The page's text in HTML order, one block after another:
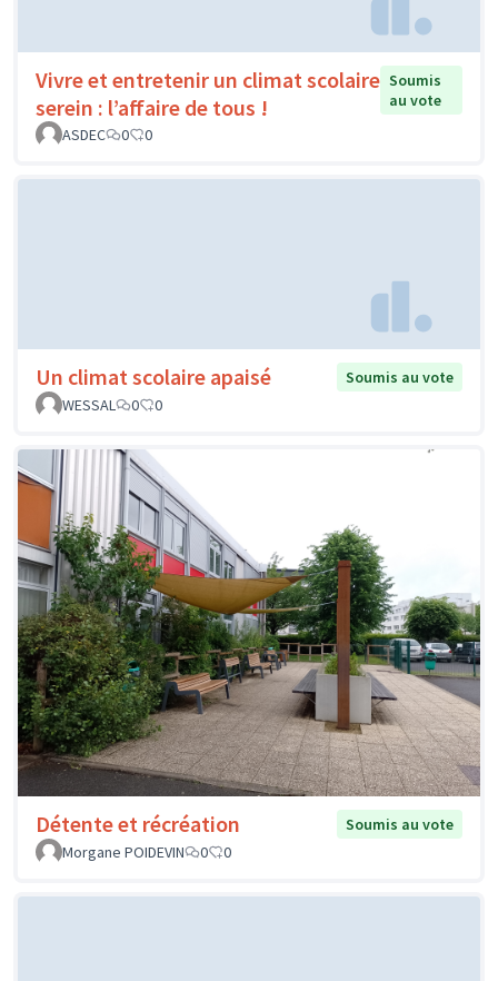
Vivre et entretenir un climat scolaire
serein : l’affaire de tous !
Soumis
au vote
ASDEC
0 0
Un climat scolaire apaisé
Soumis au vote
WESSAL
0 0
Détente et récréation
Soumis au vote
Morgane POIDEVIN
0 0